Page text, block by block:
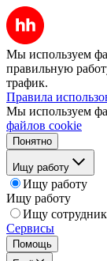
Мы используем
правильную
трафик.
Правила
Мы используем
файлов cookie
Понятно
Ищу работу
Ищу работу
Ищу работу
Ищу
Сервисы
Помощь